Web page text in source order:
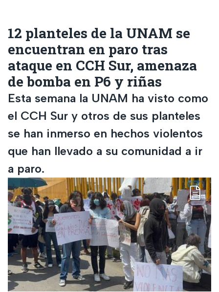
12 planteles de la UNAM se
encuentran en paro tras
ataque en CCH Sur, amenaza
de bomba en P6 y riñas
Esta semana la UNAM ha visto como
el CCH Sur y otros de sus planteles
se han inmerso en hechos violentos
que han llevado a su comunidad a ir
a paro.